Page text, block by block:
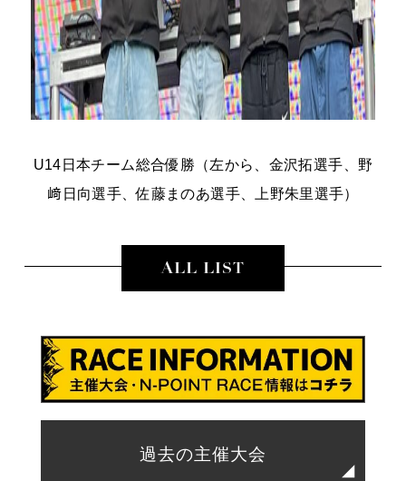
U14日本チーム総合優勝（左から、金沢拓選手、野
﨑日向選手、佐藤まのあ選手、上野朱里選手）
ALL LIST
過去の主催大会